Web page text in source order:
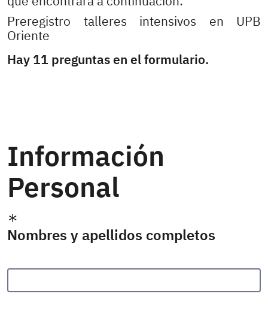
Preregistro talleres intensivos en UPB
Oriente
Hay 11 preguntas en el formulario.
Información
Personal
Nombres y apellidos completos